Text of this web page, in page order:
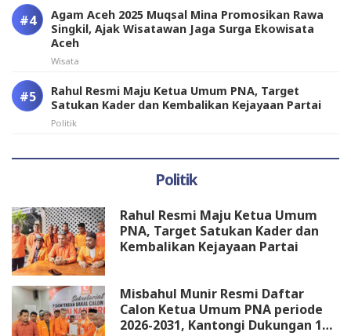
Agam Aceh 2025 Muqsal Mina Promosikan Rawa
Singkil, Ajak Wisatawan Jaga Surga Ekowisata
Aceh
Wisata
Rahul Resmi Maju Ketua Umum PNA, Target
Satukan Kader dan Kembalikan Kejayaan Partai
Politik
Politik
Rahul Resmi Maju Ketua Umum
PNA, Target Satukan Kader dan
Kembalikan Kejayaan Partai
Misbahul Munir Resmi Daftar
Calon Ketua Umum PNA periode
2026-2031, Kantongi Dukungan 18